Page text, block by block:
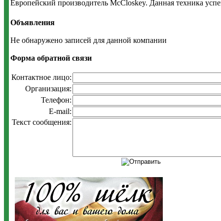
Европейский производитель McCloskey. Данная техника
Объявления
Не обнаружено записей для данной компании
Форма обратной связи
Контактное лицо:
Организация:
Телефон:
E-mail:
Текст сообщения: